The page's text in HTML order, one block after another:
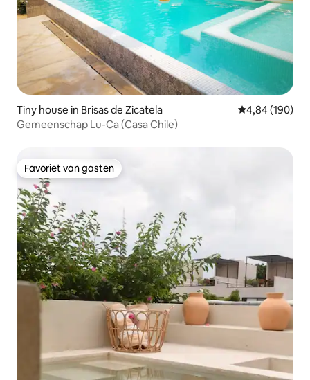
Tiny house in Brisas de Zicatela Gemiddelde
4,84 (190)
Gemeenschap Lu-Ca (Casa Chile)
Favoriet van gasten
Favoriet van gasten